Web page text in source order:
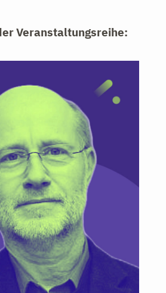
Veranstaltungsreihe: